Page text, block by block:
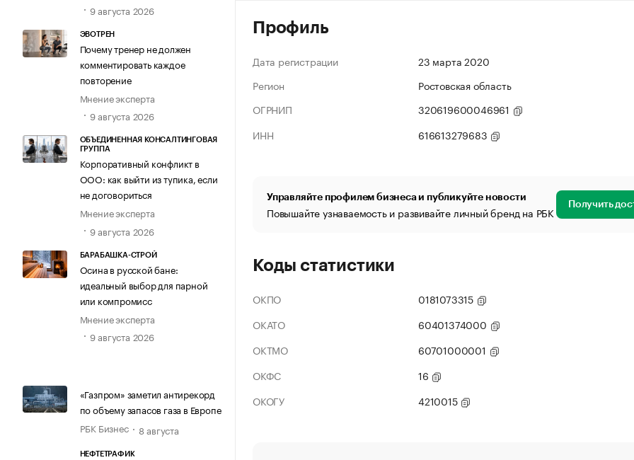
9 августа 2026
ЭВОТРЕН
Почему тренер не должен
комментировать каждое
повторение
Мнение эксперта
9 августа 2026
ОБЪЕДИНЕННАЯ КОНСАЛТИНГОВАЯ
ГРУППА
Корпоративный конфликт в
ООО: как выйти из тупика, если
не договориться
Мнение эксперта
9 августа 2026
БАРАБАШКА-СТРОЙ
Осина в русской бане:
идеальный выбор для парной
или компромисс
Мнение эксперта
9 августа 2026
«Газпром» заметил антирекорд
по объему запасов газа в Европе
РБК Бизнес
8 августа
НЕФТЕТРАФИК
Профиль
Дата регистрации
23 марта 2020
Регион
Ростовская область
ОГРНИП
320619600046961
ИНН
616613279683
Управляйте профилем бизнеса и публикуйте новости
Повышайте узнаваемость и развивайте личный бренд на РБК Получить
Коды статистики
ОКПО
0181073315
ОКАТО
60401374000
ОКТМО
60701000001
ОКФС
16
ОКОГУ
4210015